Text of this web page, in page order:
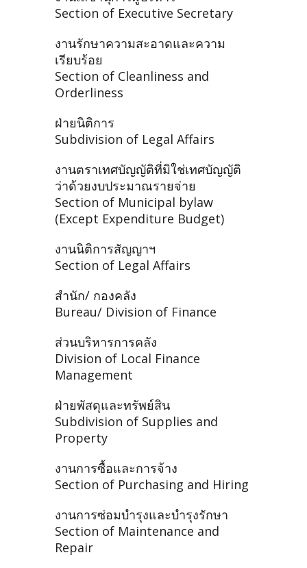
Section of Executive Secretary
งานรักษาความสะอาดและความ
เรียบร้อย
Section of Cleanliness and
Orderliness
ฝ่ายนิติการ
Subdivision of Legal Affairs
งานตราเทศบัญญัติที่มิใช่เทศบัญญัติ
ว่าด้วยงบประมาณรายจ่าย
Section of Municipal bylaw
(Except Expenditure Budget)
งานนิติการสัญญาฯ
Section of Legal Affairs
สำนัก/ กองคลัง
Bureau/ Division of Finance
ส่วนบริหารการคลัง
Division of Local Finance
Management
ฝ่ายพัสดุและทรัพย์สิน
Subdivision of Supplies and
Property
งานการซื้อและการจ้าง
Section of Purchasing and Hiring
งานการซ่อมบำรุงและบำรุงรักษา
Section of Maintenance and
Repair